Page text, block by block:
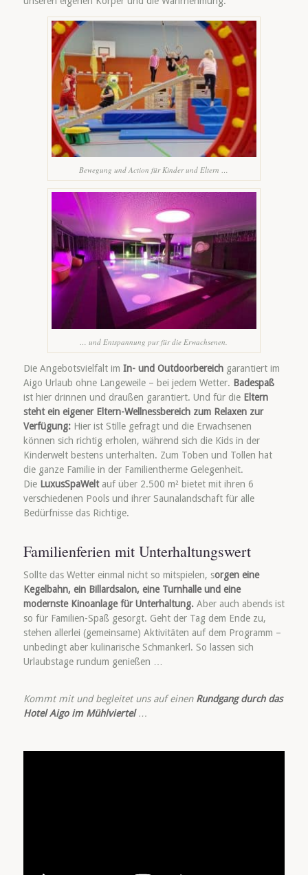
Bewegung und Action für Kinder und Eltern …
… und Entspannung pur für die Erwachsenen.
Die Angebotsvielfalt im In- und Outdoorbereichgarantiert im
Aigo Urlaub ohne Langeweile – bei jedem Wetter. Badespaß
ist hier drinnen und draußen garantiert. Und für die Eltern
steht ein eigener Eltern-Wellnessbereich zum Relaxen zur
Verfügung:Hier ist Stille gefragt und die Erwachsenen
können sich richtig erholen, während sich die Kids in der
Kinderwelt bestens unterhalten. Zum Toben und Tollen hat
die ganze Familie in der Familientherme Gelegenheit.
Die LuxusSpaWeltauf über 2.500 m² bietet mit ihren 6
verschiedenen Pools und ihrer Saunalandschaft für alle
Bedürfnisse das Richtige.
Familienferien mit Unterhaltungswert
Sollte das Wetter einmal nicht so mitspielen, sorgen eine
Kegelbahn, ein Billardsalon, eine Turnhalle und eine
modernste Kinoanlage für Unterhaltung.Aber auch abends ist
so für Familien-Spaß gesorgt. Geht der Tag dem Ende zu,
stehen allerlei (gemeinsame) Aktivitäten auf dem Programm –
unbedingt aber kulinarische Schmankerl. So lassen sich
Urlaubstage rundum genießen …
Kommt mit und begleitet uns auf einen Rundgang durch das
Hotel Aigo im Mühlviertel…